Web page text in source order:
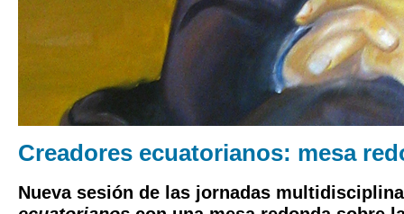
Creadores ecuatorianos: mesa
Nueva sesión de las jornadas